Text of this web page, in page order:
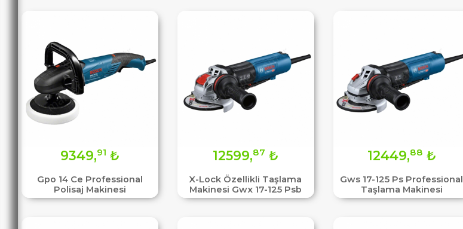
Gpo 14 Ce Professional
Polisaj Makinesi
9349,91 ₺
X-Lock Özellikli Taşlama
Makinesi Gwx 17-125 Psb
12599,87 ₺
Gws 17-125 Ps Professional
Taşlama Makinesi
12449,88 ₺